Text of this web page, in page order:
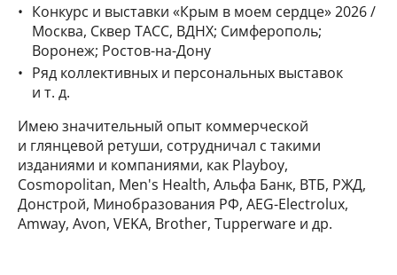
Конкурс и выставки «Крым в моем сердце» 2026 /
Москва, Сквер ТАСС, ВДНХ; Симферополь;
Воронеж; Ростов-на-Дону
Ряд коллективных и персональных выставок
и т. д.
Имею значительный опыт коммерческой
и глянцевой ретуши, сотрудничал с такими
изданиями и компаниями, как Playboy,
Cosmopolitan, Men's Health, Альфа Банк, ВТБ, РЖД,
Донстрой, Минобразования РФ, AEG-Electrolux,
Amway, Avon, VEKA, Brother, Tupperware и др.